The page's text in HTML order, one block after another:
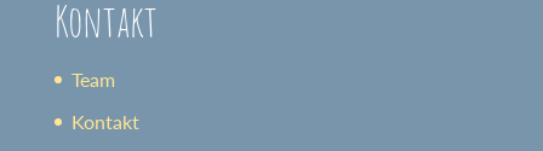
Kontakt
Team
Kontakt